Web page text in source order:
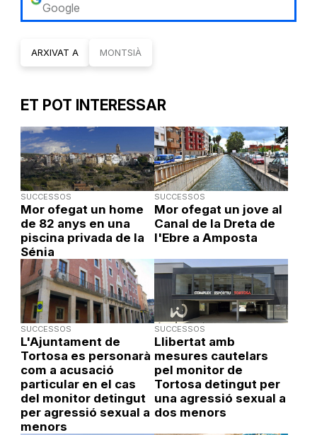
Google
ARXIVAT A MONTSIÀ
ET POT INTERESSAR
SUCCESSOS
Mor ofegat un home
de 82 anys en una
piscina privada de la
Sénia
SUCCESSOS
Mor ofegat un jove al
Canal de la Dreta de
l'Ebre a Amposta
SUCCESSOS
L'Ajuntament de
Tortosa es personarà
com a acusació
particular en el cas
del monitor detingut
per agressió sexual a
menors
SUCCESSOS
Llibertat amb
mesures cautelars
pel monitor de
Tortosa detingut per
una agressió sexual a
dos menors